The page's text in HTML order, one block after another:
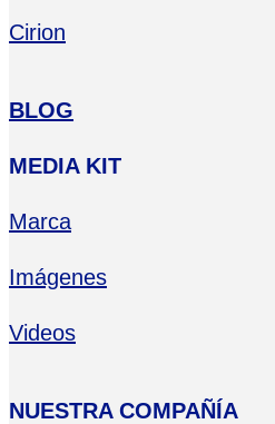
Cirion
BLOG
MEDIA KIT
Marca
Imágenes
Videos
NUESTRA COMPAÑÍA